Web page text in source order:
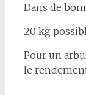
Dans de
20 kg
Pour un
le